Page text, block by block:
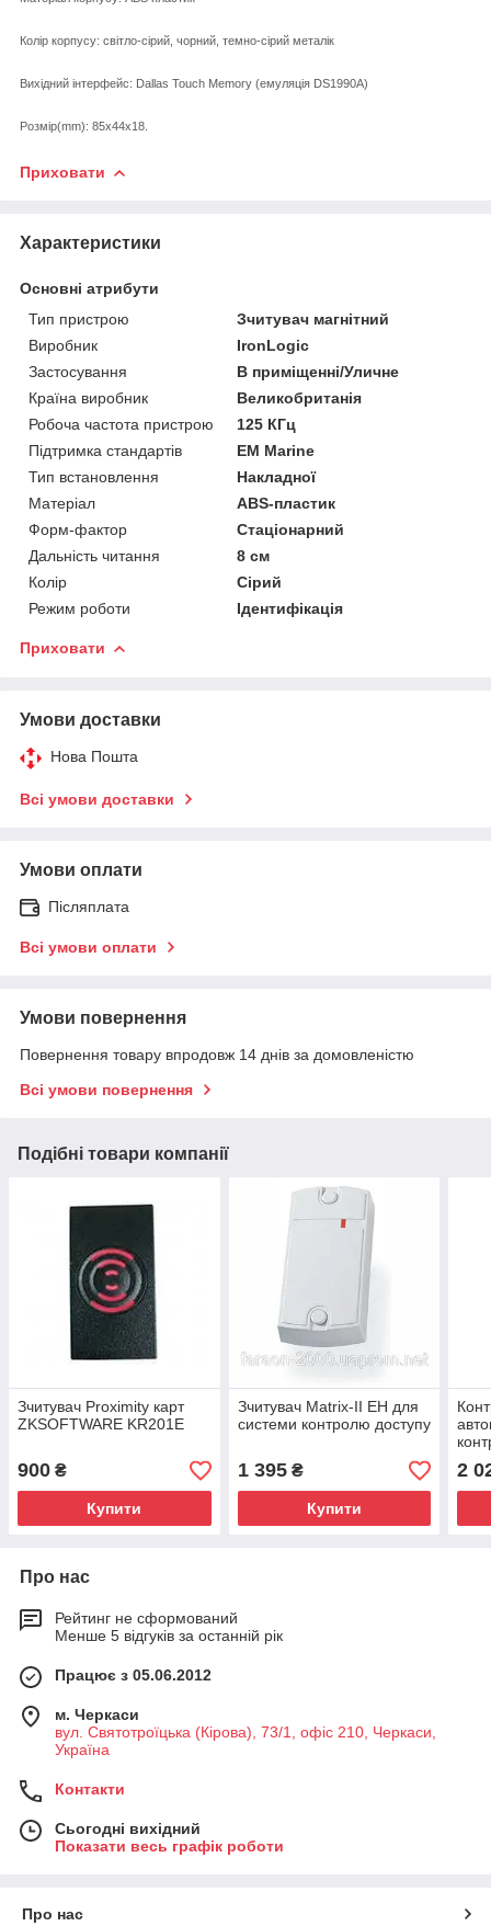
Колір корпусу: світло-сірий, чорний, темно-сірий металік
Вихідний інтерфейс: Dallas Touch Memory (емуляція DS1990A)
Розмір(mm): 85х44х18.
Приховати
Характеристики
Основні атрибути
Тип пристрою
Зчитувач магнітний
Виробник
IronLogic
Застосування
В приміщенні/Уличне
Країна виробник
Великобританія
Робоча частота пристрою
125 КГц
Підтримка стандартів
EM Marine
Тип встановлення
Накладної
Матеріал
ABS-пластик
Форм-фактор
Стаціонарний
Дальність читання
8 см
Колір
Сірий
Режим роботи
Ідентифікація
Приховати
Умови доставки
Нова Пошта
Всі умови доставки
Умови оплати
Післяплата
Всі умови оплати
Умови повернення
Повернення товару впродовж 14 днів за домовленістю
Всі умови повернення
Подібні товари компанії
Зчитувач Proximity карт
ZKSOFTWARE KR201E
900 ₴
Купити
Зчитувач Matrix-II EH для
системи контролю доступу
1 395₴
Купити
2
Про нас
Рейтинг не сформований
Менше 5 відгуків за останній рік
Працює з 05.06.2012
м. Черкаси
вул. Святотроїцька (Кірова), 73/1, офіс 210, Черкаси,
Україна
Контакти
Сьогодні вихідний
Показати весь графік роботи
Про нас